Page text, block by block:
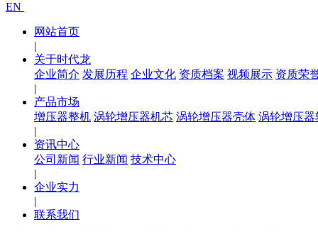
EN
网站首页
|
关于时代龙
企业简介 发展历程 企业文化 资质档案 视频展示 资质荣
|
产品市场
增压器整机 涡轮增压器机芯 涡轮增压器壳体 涡轮增压器
|
资讯中心
公司新闻 行业新闻 技术中心
|
企业实力
|
联系我们